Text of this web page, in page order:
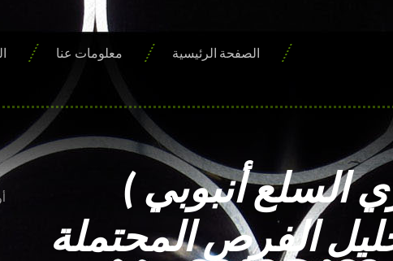
الصفحة الرئيسية معلومات عنا
السلع أنبوبي )
الفرص المحتملة